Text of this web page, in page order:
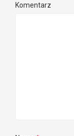
Komentarz